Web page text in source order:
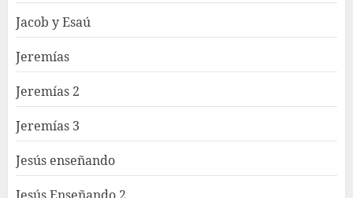
Jacob y Esaú
Jeremías
Jeremías 2
Jeremías 3
Jesús enseñando